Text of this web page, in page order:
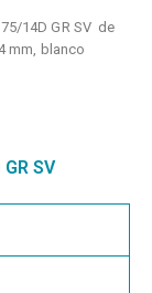
14D GR SV de
mm, blanco
SV